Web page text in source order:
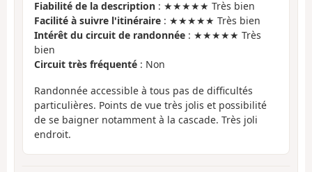
Fiabilité de la description : ★★★★★ Très bien
Facilité à suivre l'itinéraire : ★★★★★ Très bien
Intérêt du circuit de randonnée : ★★★★★ Très
bien
Circuit très fréquenté : Non
Randonnée accessible à tous pas de difficultés
particulières. Points de vue très jolis et possibilité
de se baigner notamment à la cascade. Très joli
endroit.